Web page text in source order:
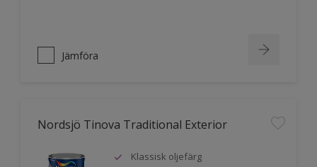
Jämföra
Nordsjö Tinova Traditional Exterior
Klassisk oljefärg